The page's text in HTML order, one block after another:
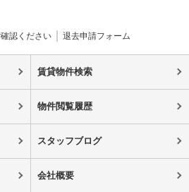
認ください 退去申請フォーム
賃貸物件検索
物件閲覧履歴
スタッフブログ
会社概要